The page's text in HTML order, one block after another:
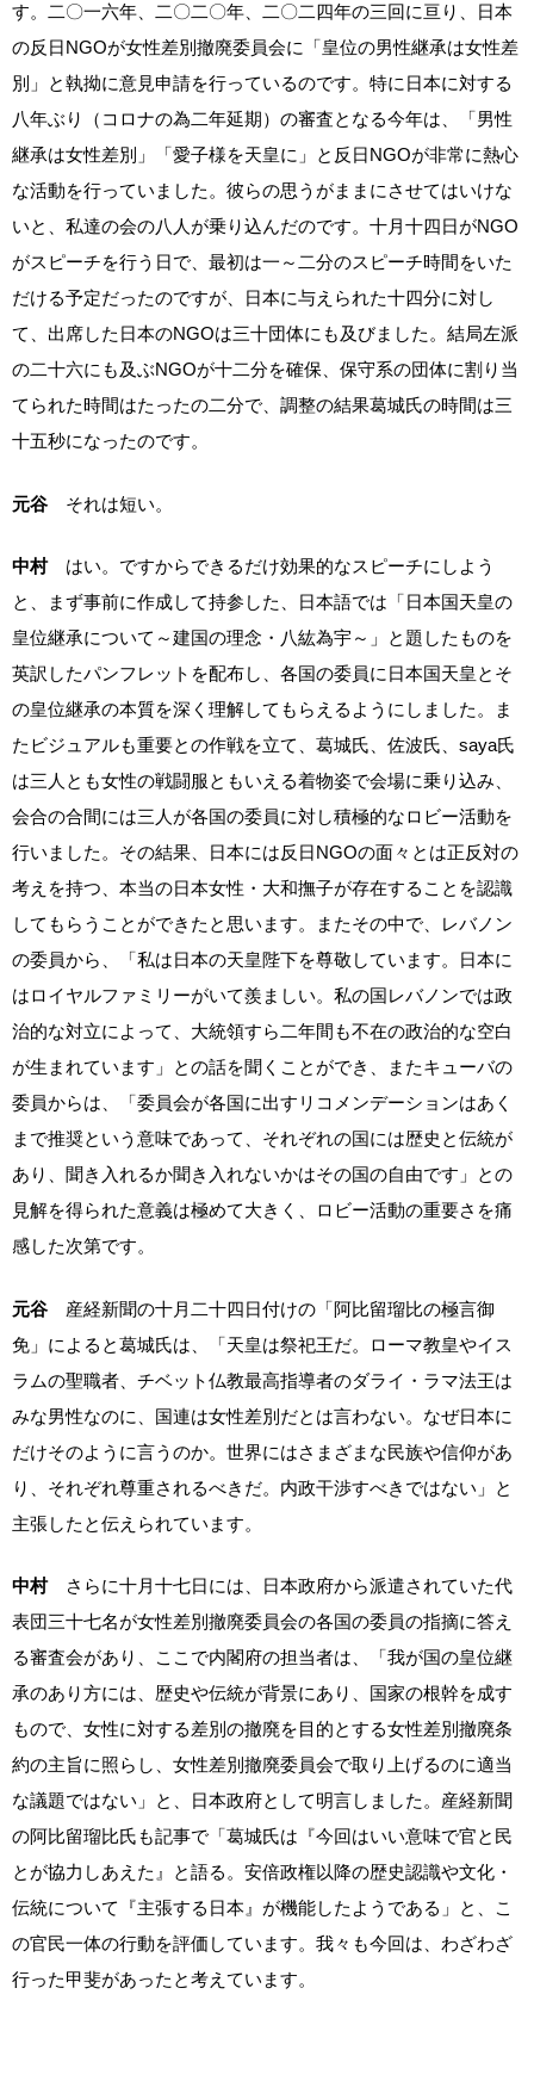
す。二〇一六年、二〇二〇年、二〇二四年の三回に亘り、日本
の反日NGOが女性差別撤廃委員会に「皇位の男性継承は女性差
別」と執拗に意見申請を行っているのです。特に日本に対する
八年ぶり（コロナの為二年延期）の審査となる今年は、「男性
継承は女性差別」「愛子様を天皇に」と反日NGOが非常に熱心
な活動を行っていました。彼らの思うがままにさせてはいけな
いと、私達の会の八人が乗り込んだのです。十月十四日がNGO
がスピーチを行う日で、最初は一～二分のスピーチ時間をいた
だける予定だったのですが、日本に与えられた十四分に対し
て、出席した日本のNGOは三十団体にも及びました。結局左派
の二十六にも及ぶNGOが十二分を確保、保守系の団体に割り当
てられた時間はたったの二分で、調整の結果葛城氏の時間は三
十五秒になったのです。
元谷 それは短い。
中村 はい。ですからできるだけ効果的なスピーチにしよう
と、まず事前に作成して持参した、日本語では「日本国天皇の
皇位継承について～建国の理念・八紘為宇～」と題したものを
英訳したパンフレットを配布し、各国の委員に日本国天皇とそ
の皇位継承の本質を深く理解してもらえるようにしました。ま
たビジュアルも重要との作戦を立て、葛城氏、佐波氏、saya氏
は三人とも女性の戦闘服ともいえる着物姿で会場に乗り込み、
会合の合間には三人が各国の委員に対し積極的なロビー活動を
行いました。その結果、日本には反日NGOの面々とは正反対の
考えを持つ、本当の日本女性・大和撫子が存在することを認識
してもらうことができたと思います。またその中で、レバノン
の委員から、「私は日本の天皇陛下を尊敬しています。日本に
はロイヤルファミリーがいて羨ましい。私の国レバノンでは政
治的な対立によって、大統領すら二年間も不在の政治的な空白
が生まれています」との話を聞くことができ、またキューバの
委員からは、「委員会が各国に出すリコメンデーションはあく
まで推奨という意味であって、それぞれの国には歴史と伝統が
あり、聞き入れるか聞き入れないかはその国の自由です」との
見解を得られた意義は極めて大きく、ロビー活動の重要さを痛
感した次第です。
元谷 産経新聞の十月二十四日付けの「阿比留瑠比の極言御
免」によると葛城氏は、「天皇は祭祀王だ。ローマ教皇やイス
ラムの聖職者、チベット仏教最高指導者のダライ・ラマ法王は
みな男性なのに、国連は女性差別だとは言わない。なぜ日本に
だけそのように言うのか。世界にはさまざまな民族や信仰があ
り、それぞれ尊重されるべきだ。内政干渉すべきではない」と
主張したと伝えられています。
中村
さらに十月十七日には、日本政府から派遣されていた代
表団三十七名が女性差別撤廃委員会の各国の委員の指摘に答え
る審査会があり、ここで内閣府の担当者は、「我が国の皇位継
承のあり方には、歴史や伝統が背景にあり、国家の根幹を成す
もので、女性に対する差別の撤廃を目的とする女性差別撤廃条
約の主旨に照らし、女性差別撤廃委員会で取り上げるのに適当
な議題ではない」と、日本政府として明言しました。産経新聞
の阿比留瑠比氏も記事で「葛城氏は『今回はいい意味で官と民
とが協力しあえた』と語る。安倍政権以降の歴史認識や文化・
伝統について『主張する日本』が機能したようである」と、こ
の官民一体の行動を評価しています。我々も今回は、わざわざ
行った甲斐があったと考えています。